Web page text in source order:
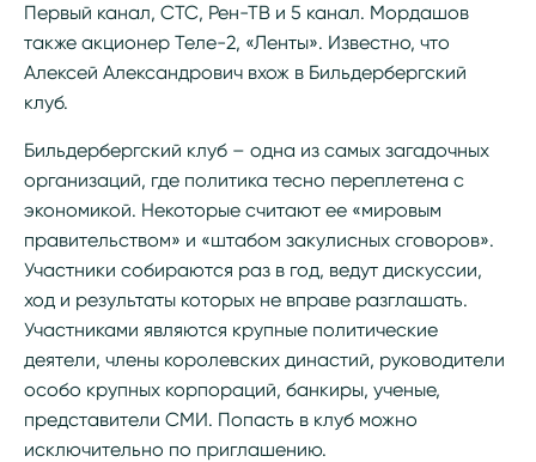
Первый канал, СТС, Рен-ТВ и 5 канал. Мордашов
также акционер Теле-2, «Ленты». Известно, что
Алексей Александрович вхож в Бильдербергский
клуб.
Бильдербергский клуб – одна из самых загадочных
организаций, где политика тесно переплетена с
экономикой. Некоторые считают ее «мировым
правительством» и «штабом закулисных сговоров».
Участники собираются раз в год, ведут дискуссии,
ход и результаты которых не вправе разглашать.
Участниками являются крупные политические
деятели, члены королевских династий, руководители
особо крупных корпораций, банкиры, ученые,
представители СМИ. Попасть в клуб можно
исключительно по приглашению.